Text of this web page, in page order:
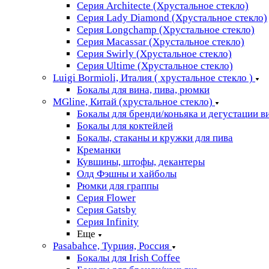
Серия Architecte (Хрустальное стекло)
Серия Lady Diamond (Хрустальное стекло)
Серия Longchamp (Хрустальное стекло)
Серия Macassar (Хрустальное стекло)
Серия Swirly (Хрустальное стекло)
Серия Ultime (Хрустальное стекло)
Luigi Bormioli, Италия ( хрустальное стекло )
Бокалы для вина, пива, рюмки
MGline, Китай (хрустальное стекло)
Бокалы для бренди/коньяка и дегустации
Бокалы для коктейлей
Бокалы, стаканы и кружки для пива
Креманки
Кувшины, штофы, декантеры
Олд Фэшны и хайболы
Рюмки для граппы
Серия Flower
Серия Gatsby
Серия Infinity
Еще
Pasabahce, Турция, Россия
Бокалы для Irish Coffee